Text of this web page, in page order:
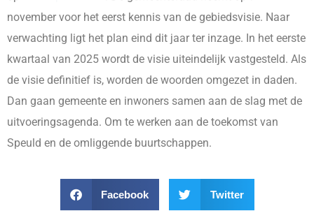
november voor het eerst kennis van de gebiedsvisie. Naar
verwachting ligt het plan eind dit jaar ter inzage. In het eerste
kwartaal van 2025 wordt de visie uiteindelijk vastgesteld. Als
de visie definitief is, worden de woorden omgezet in daden.
Dan gaan gemeente en inwoners samen aan de slag met de
uitvoeringsagenda. Om te werken aan de toekomst van
Speuld en de omliggende buurtschappen.
Facebook Twitter